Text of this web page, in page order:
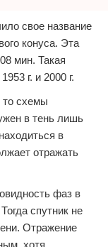
свое название
конуса. Эта
мин. Такая
г. и 2000 г.
то схемы
в тень лишь
в
отражать
фаз в
спутник не
Отражение
хотя